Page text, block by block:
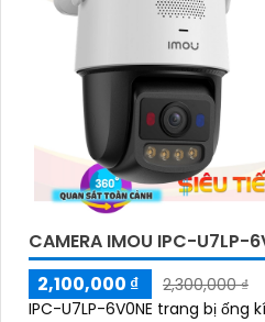
CAMERA IMOU IPC-U7LP-
2,100,000 ₫
2,300,000 ₫
IPC-U7LP-6V0NE trang bị ống